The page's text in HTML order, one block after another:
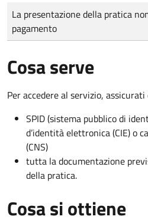
Tipo di pagamento
Importo
La presentazione della pratica
pagamento
Cosa serve
Per accedere al servizio, assicurati
SPID (sistema pubblico di
d’identità elettronica (CIE) o
(CNS)
tutta la documentazione
della pratica.
Cosa si ottiene